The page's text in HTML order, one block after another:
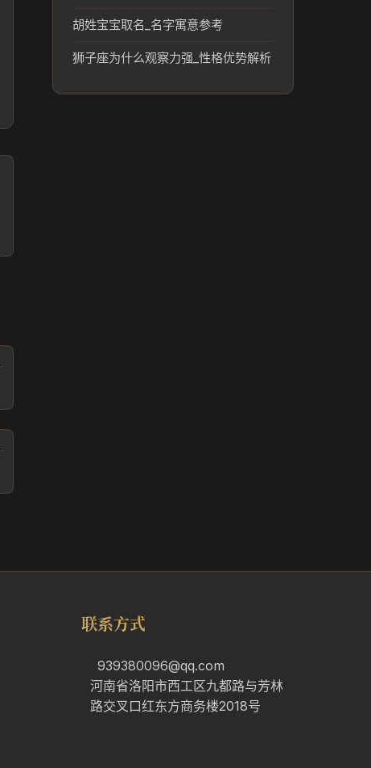
胡姓宝宝取名_名字寓意参考
狮子座为什么观察力强_性格优势解析
联系方式
939380096@qq.com
河南省洛阳市西工区九都路与芳林
路交叉口红东方商务楼2018号